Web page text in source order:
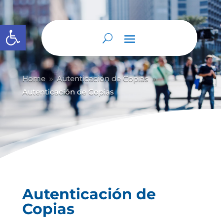
Abrir barra de herramientas
Home 9 Autenticación de Copias 9
Autenticación de Copias
Autenticación de
Copias